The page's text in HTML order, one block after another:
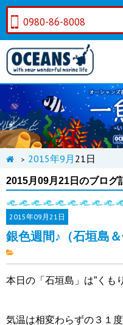
0980-86-8008
> 2015年9月 21日
2015月09月21日のブログ
2015年09月21日
銀色週間♪（石垣島＆
本日の「石垣島」は”く
気温は相変わらずの３１